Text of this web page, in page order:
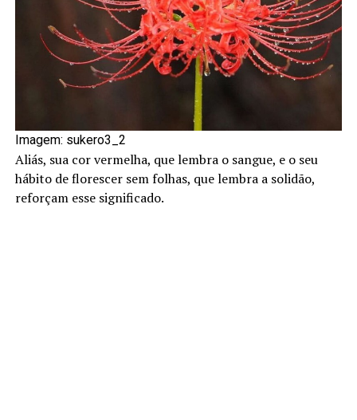
Imagem: sukero3_2
Aliás, sua cor vermelha, que lembra o sangue, e o seu
hábito de florescer sem folhas, que lembra a solidão,
reforçam esse significado.